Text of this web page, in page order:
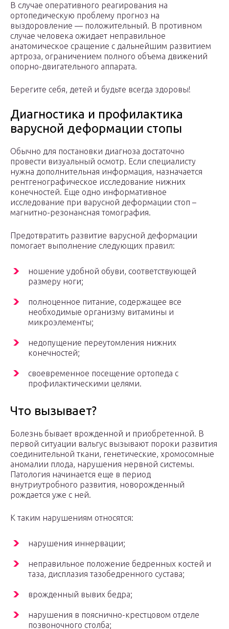
В случае оперативного реагирования на
ортопедическую проблему прогноз на
выздоровление — положительный. В противном
случае человека ожидает неправильное
анатомическое сращение с дальнейшим развитием
артроза, ограничением полного объема движений
опорно-двигательного аппарата.
Берегите себя, детей и будьте всегда здоровы!
Диагностика и профилактика
варусной деформации стопы
Обычно для постановки диагноза достаточно
провести визуальный осмотр. Если специалисту
нужна дополнительная информация, назначается
рентгенографическое исследование нижних
конечностей. Еще одно информативное
исследование при варусной деформации стоп –
магнитно-резонансная томография.
Предотвратить развитие варусной деформации
помогает выполнение следующих правил:
ношение удобной обуви, соответствующей
размеру ноги;
полноценное питание, содержащее все
необходимые организму витамины и
микроэлементы;
недопущение переутомления нижних
конечностей;
своевременное посещение ортопеда с
профилактическими целями.
Что вызывает?
Болезнь бывает врожденной и приобретенной. В
первой ситуации вальгус вызывают пороки развития
соединительной ткани, генетические, хромосомные
аномалии плода, нарушения нервной системы.
Патология начинается еще в период
внутриутробного развития, новорожденный
рождается уже с ней.
К таким нарушениям относятся:
нарушения иннервации;
неправильное положение бедренных костей и
таза, дисплазия тазобедренного сустава;
врожденный вывих бедра;
нарушения в пояснично-крестцовом отделе
позвоночного столба;